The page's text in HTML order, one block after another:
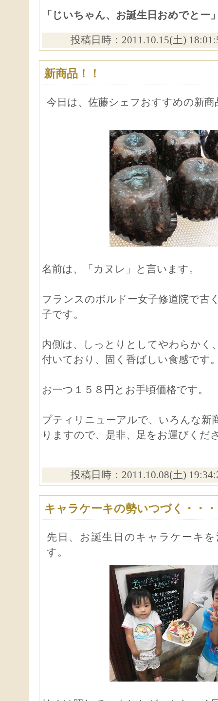
「じいちゃん、お誕生日おめでとー
投稿日時：2011.10.15(土)
新商品！！
今日は、佐藤シェフおすすめの新
名前は、「カヌレ」と言います。
フランスのボルドー女子修道院で古
子です。
内側は、しっとりとしてやわらかく
付いており、固く香ばしい食感です
お一つ１５８円とお手頃価格です。
プティリニューアルで、いろんな新
りますので、是非、足をお運びくだ
投稿日時：2011.10.08(土)
キャラケーキの勢いつづく・・・
先日、お誕生日のキャラケーキ
す。